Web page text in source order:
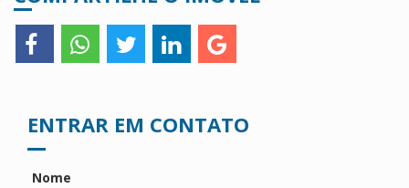
ENTRAR EM CONTATO
Nome